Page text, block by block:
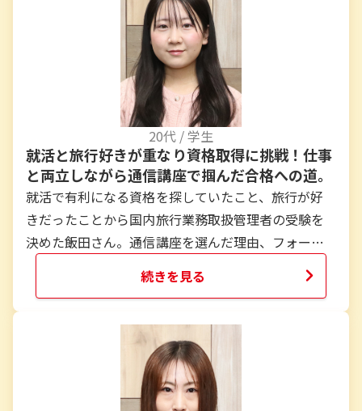
20代 /学生
就活と旅行好きが重なり資格取得に挑戦！仕事
と両立しながら通信講座で掴んだ合格への道。
就活で有利になる資格を探していたこと、旅行が好
きだったことから国内旅行業務取扱管理者の受験を
決めた飯田さん。通信講座を選んだ理由、フォーサ
イトを選んだきっかけ、学習の進め方、苦労した科
目とその対処法、合格までの心持ちまで飯田さんの
続きを見る